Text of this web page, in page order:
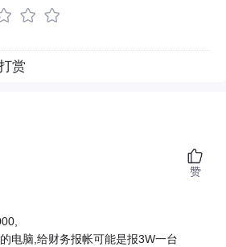
赏
电脑,给财务报帐可能是报3W一台
赞